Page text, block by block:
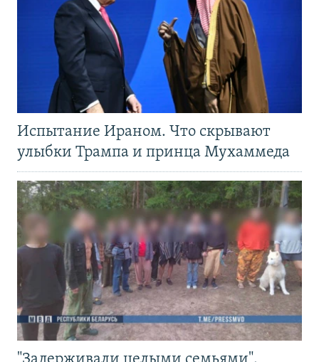
Испытание Ираном. Что скрывают
улыбки Трампа и принца Мухаммеда